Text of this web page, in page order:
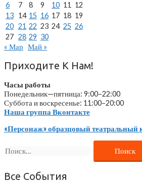
6
7 8 9 10 11 12
13 14 15 16 17 18 19
20 21 22 23 24 25 26
27 28 29 30
« Мар Май »
Приходите К Нам!
Часы работы
Понедельник—пятница: 9:00–22:00
Суббота и воскресенье: 11:00–20:00
Наша группа Вконтакте
«Персонаж» образцовый театральный
Все События